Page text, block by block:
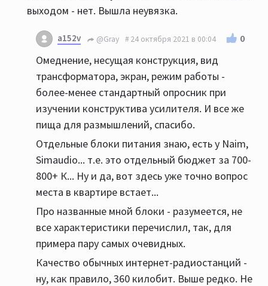
выходом - нет. Вышла неувязка.
a152v @Gray 24 октября 2021 в 00:04 0
Омеднение, несущая конструкция, вид
трансформатора, экран, режим работы -
более-менее стандартный опросник при
изучении конструктива усилителя. И все же
пища для размышлений, спасибо.
Отдельные блоки питания знаю, есть у Naim,
Simaudio... т.е. это отдельный бюджет за 700-
800+ К... Ну и да, вот здесь уже точно вопрос
места в квартире встает...
Про названные мной блоки - разумеется, не
все характеристики перечислил, так, для
примера пару самых очевидных.
Качество обычных интернет-радиостанций -
ну, как правило, 360 килобит. Выше редко. Не